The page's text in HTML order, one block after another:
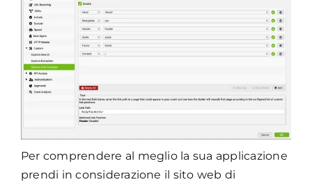
Per comprendere al meglio la sua applicazione
prendi in considerazione il sito web di